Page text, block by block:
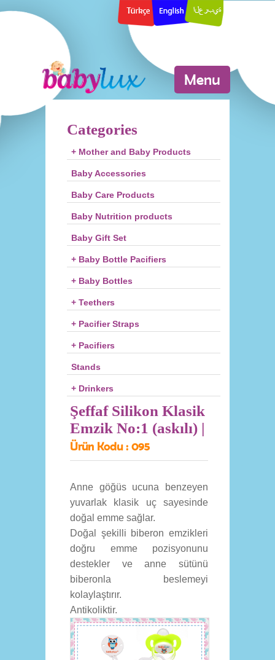
Menu
Categories
+ Mother and Baby Products
Baby Accessories
Baby Care Products
Baby Nutrition products
Baby Gift Set
+ Baby Bottle Pacifiers
+ Baby Bottles
+ Teethers
+ Pacifier Straps
+ Pacifiers
Stands
+ Drinkers
Şeffaf Silikon Klasik
Emzik No:1 (askılı) |
Ürün Kodu : 095
Anne göğüs ucuna benzeyen
yuvarlak klasik uç sayesinde
doğal emme sağlar.
Doğal şekilli biberon emzikleri
doğru emme pozisyonunu
destekler ve anne sütünü
biberonla beslemeyi
kolaylaştırır.
Antikoliktir.